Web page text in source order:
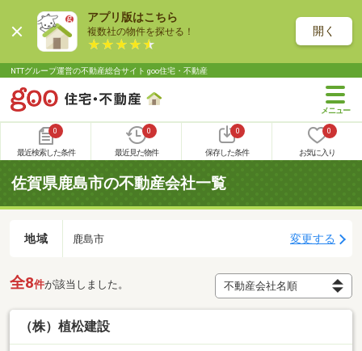
アプリ版はこちら
複数社の物件を探せる！ 開く
NTTグループ運営の不動産総合サイト goo住宅・不動産
0
最近検索した条件
0
最近見た物件
0
保存した条件
0
お気に入り
佐賀県鹿島市の不動産会社一覧
地域 鹿島市 変更する
全8件が該当しました。
（株）植松建設